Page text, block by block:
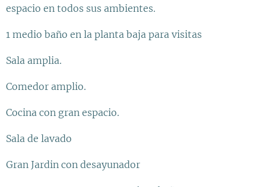
espacio en todos sus ambientes.
1 medio baño en la planta baja para visitas
Sala amplia.
Comedor amplio.
Cocina con gran espacio.
Sala de lavado
Gran Jardin con desayunador